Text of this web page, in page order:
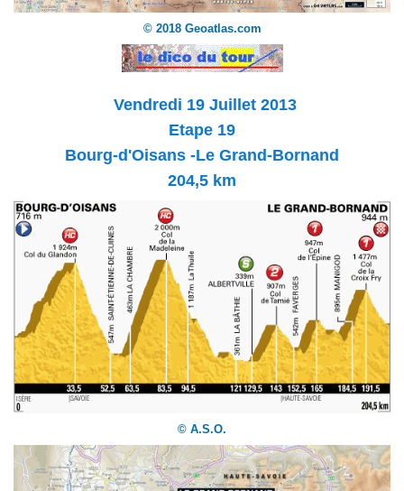
© 2018 Geoatlas.com
Vendredi 19 Juillet 2013
Etape 19
Bourg-d'Oisans -Le Grand-Bornand
204,5 km
© A.S.O.